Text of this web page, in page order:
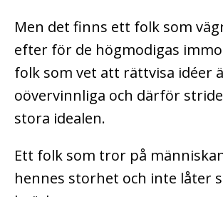
Men det finns ett folk som
efter för de högmodigas
folk som vet att rättvisa idéer
oövervinnliga och därför
stora idealen.
Ett folk som tror på
hennes storhet och inte låter